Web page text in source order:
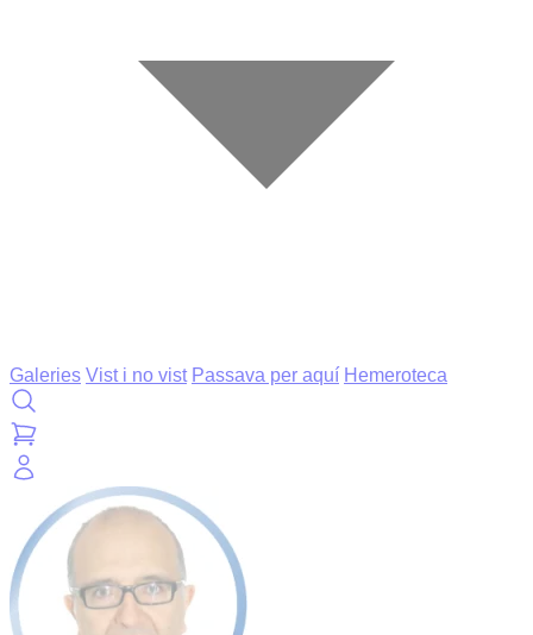
Galeries Vist i no vist Passava per aquí Hemeroteca